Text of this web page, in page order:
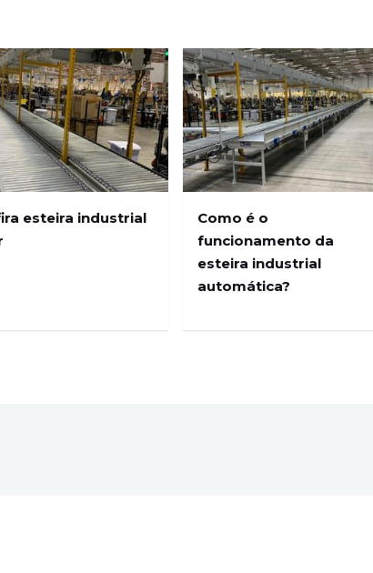
esteira industrial
Como é o
funcionamento da
esteira industrial
automática?